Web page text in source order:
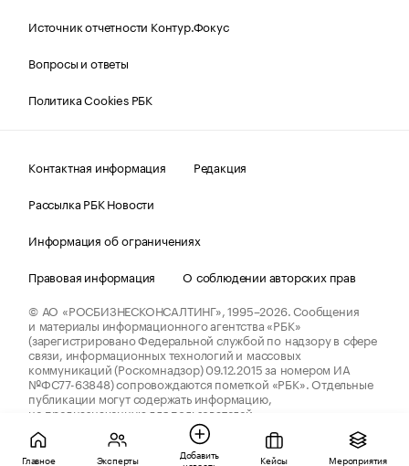
Источник отчетности Контур.Фокус
Вопросы и ответы
Политика Cookies РБК
Контактная информация
Редакция
Рассылка РБК Новости
Информация об ограничениях
Правовая информация
О соблюдении авторских прав
© АО «РОСБИЗНЕСКОНСАЛТИНГ»,1995–2026.Сообщения
и материалы информационного агентства «РБК»
(зарегистрировано Федеральной службой по надзору в сфере
связи, информационных технологий и массовых
коммуникаций (Роскомнадзор) 09.12.2015 за номером ИА
№ФС77-63848) сопровождаются пометкой «РБК». Отдельные
публикации могут содержать информацию,
не предназначенную для пользователей
до 18 лет.
companycardsfeedback@rbc.ru
Главное Эксперты Добавить Кейсы Мероприятия